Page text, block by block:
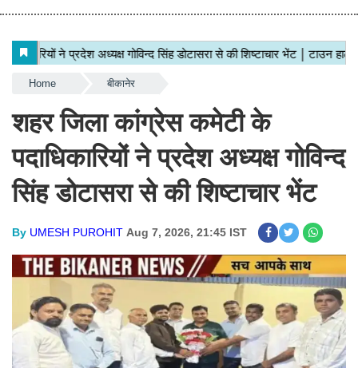
Home बीकानेर
शहर जिला कांग्रेस कमेटी के
पदाधिकारियों ने प्रदेश अध्यक्ष गोविन्द
सिंह डोटासरा से की शिष्टाचार भेंट
By UMESH PUROHIT Aug 7, 2026, 21:45 IST